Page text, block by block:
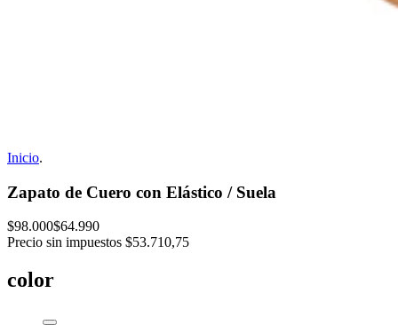
Inicio.
Zapato de Cuero con Elástico / Suela
$98.000$64.990
Precio sin impuestos $53.710,75
color